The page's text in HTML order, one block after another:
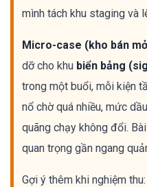
mình tách khu staging và
Micro-case (kho bán
dỡ cho khu biển bảng
trong một buổi, mỗi kiện
nổ chờ quá nhiều, mức
quãng chạy không đổi.
quan trọng gần ngang
Gợi ý thêm khi nghiệm